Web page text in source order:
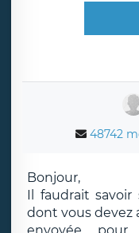
48742
Bonjour,
Il faudrait
dont vous devez